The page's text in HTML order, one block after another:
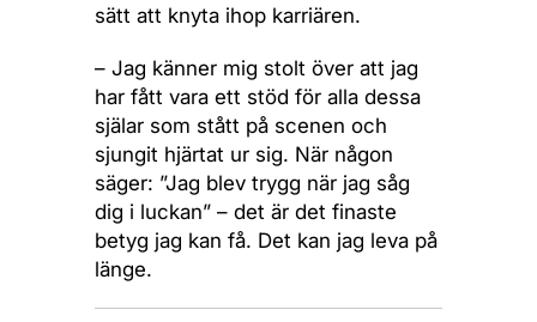
sätt att knyta ihop karriären.
– Jag känner mig stolt över att jag
har fått vara ett stöd för alla dessa
själar som stått på scenen och
sjungit hjärtat ur sig. När någon
säger: ”Jag blev trygg när jag såg
dig i luckan” – det är det finaste
betyg jag kan få. Det kan jag leva på
länge.